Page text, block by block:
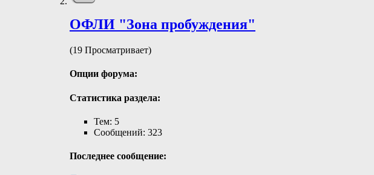
ОФЛИ "Зона пробуждения"
(19 Просматривает)
Опции форума:
Статистика раздела:
Тем: 5
Сообщений: 323
Последнее сообщение: